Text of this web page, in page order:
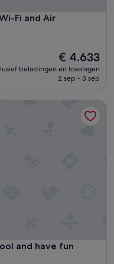
Fi and Air
and Air Conditioning
De
prijs
is
€ 4.633
belastingen en toeslagen
2 sep - 3 sep
and have fun
have fun